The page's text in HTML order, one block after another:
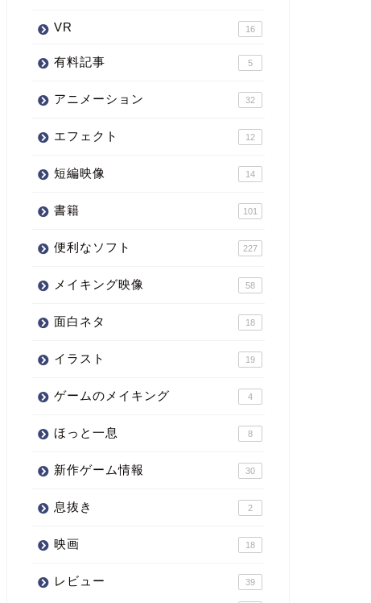
VR 16
有料記事 5
アニメーション 32
エフェクト 12
短編映像 14
書籍 101
便利なソフト 227
メイキング映像 58
面白ネタ 18
イラスト 19
ゲームのメイキング 4
ほっと一息 8
新作ゲーム情報 30
息抜き 2
映画 18
レビュー 39